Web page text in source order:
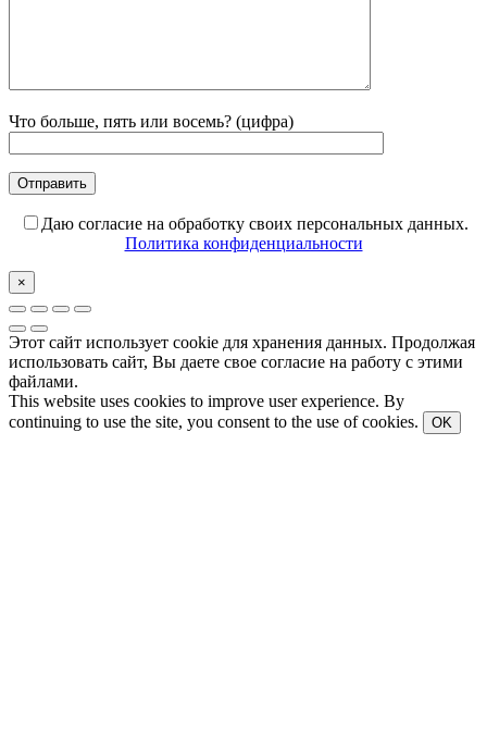
Что больше, пять или восемь? (цифра)
Даю согласие на обработку своих персональных данных.
Политика конфиденциальности
×
Этот сайт использует cookie для хранения данных. Продолжая
использовать сайт, Вы даете свое согласие на работу с этими
файлами.
This website uses cookies to improve user experience. By
continuing to use the site, you consent to the use of cookies.
OK